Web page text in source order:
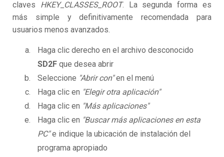
claves HKEY_CLASSES_ROOT. La segunda forma es
más simple y definitivamente recomendada para
usuarios menos avanzados.
Haga clic derecho en el archivo desconocido
SD2F que desea abrir
Seleccione "Abrir con"en el menú
Haga clic en "Elegir otra aplicación"
Haga clic en "Más aplicaciones"
Haga clic en "Buscar más aplicaciones en esta
PC"e indique la ubicación de instalación del
programa apropiado